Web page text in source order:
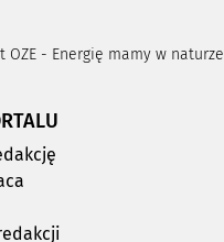
OZE - Energię mamy w naturze